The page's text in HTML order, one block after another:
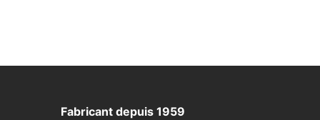
Fabricant depuis 1959